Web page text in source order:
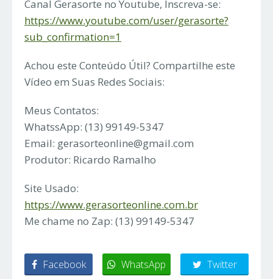
Canal Gerasorte no Youtube, Inscreva-se:
https://www.youtube.com/user/gerasorte?
sub_confirmation=1
Achou este Conteúdo Útil? Compartilhe este
Vídeo em Suas Redes Sociais:
Meus Contatos:
WhatssApp: (13) 99149-5347
Email: gerasorteonline@gmail.com
Produtor: Ricardo Ramalho
Site Usado:
https://www.gerasorteonline.com.br
Me chame no Zap: (13) 99149-5347
Facebook WhatsApp Twitter